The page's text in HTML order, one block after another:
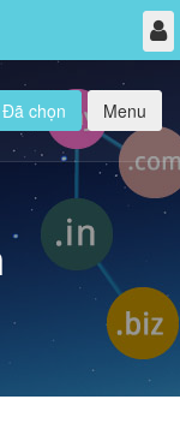
Menu
chọn